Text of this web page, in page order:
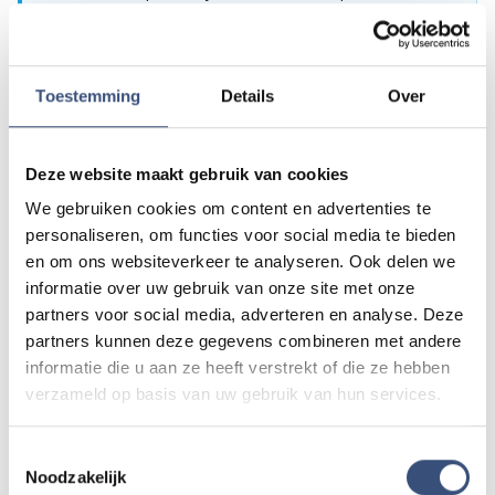
Toestemming Details Over
Deze website maakt gebruik van cookies
We gebruiken cookies om content en advertenties te
personaliseren, om functies voor social media te bieden
en om ons websiteverkeer te analyseren. Ook delen we
informatie over uw gebruik van onze site met onze
partners voor social media, adverteren en analyse. Deze
partners kunnen deze gegevens combineren met andere
informatie die u aan ze heeft verstrekt of die ze hebben
verzameld op basis van uw gebruik van hun services.
Noodzakelijk
WhatsApp
Foutje gezien of twijfel over een advertentie?
Zie je een fout in dit artikel, werkt iets niet goed of kom je een
advertentie tegen die niet klopt? Laat het ons weten via
redactie@omroeparchipel.nl. We kijken er graag naar.
Andere events